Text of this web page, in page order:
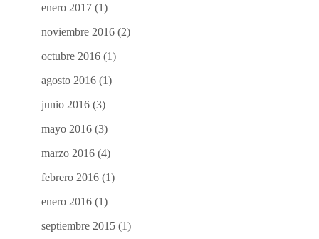
enero 2017 (1)
noviembre 2016 (2)
octubre 2016 (1)
agosto 2016 (1)
junio 2016 (3)
mayo 2016 (3)
marzo 2016 (4)
febrero 2016 (1)
enero 2016 (1)
septiembre 2015 (1)